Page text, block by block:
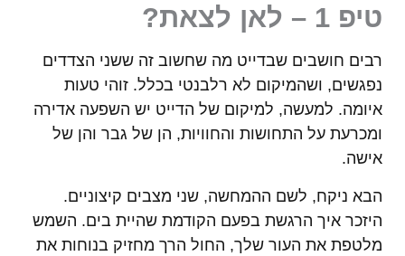
טיפ 1 – לאן לצאת?
רבים חושבים שבדייט מה שחשוב זה ששני הצדדים
נפגשים, ושהמיקום לא רלבנטי בכלל. זוהי טעות
איומה. למעשה, למיקום של הדייט יש השפעה אדירה
ומכרעת על התחושות והחוויות, הן של גבר והן של
אישה.
הבא ניקח, לשם ההמחשה, שני מצבים קיצוניים.
היזכר איך הרגשת בפעם הקודמת שהיית בים. השמש
מלטפת את העור שלך, החול הרך מחזיק בנוחות את